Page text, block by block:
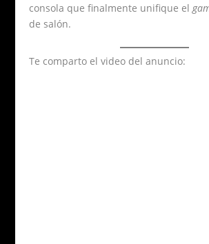
consola que finalmente unifique el
de salón.
Te comparto el video del anuncio: